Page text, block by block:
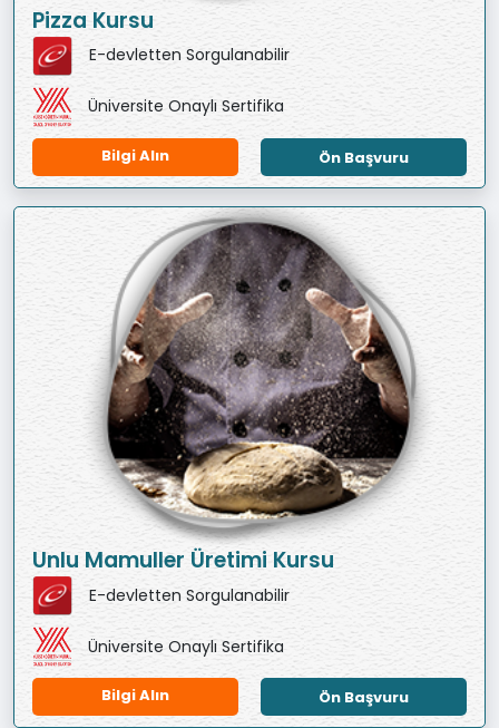
Pizza Kursu
E-devletten Sorgulanabilir
Üniversite Onaylı Sertifika
Bilgi Alın Ön Başvuru
Unlu Mamuller Üretimi Kursu
E-devletten Sorgulanabilir
Üniversite Onaylı Sertifika
Bilgi Alın Ön Başvuru